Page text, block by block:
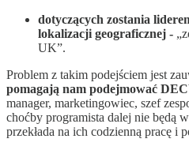
dotyczących zostania
lokalizacji geograficznej -
UK”.
Problem z takim podejściem jest
pomagają nam podejmować
manager, marketingowiec, szef
choćby programista dalej nie będą
przekłada na ich codzienną pracę i